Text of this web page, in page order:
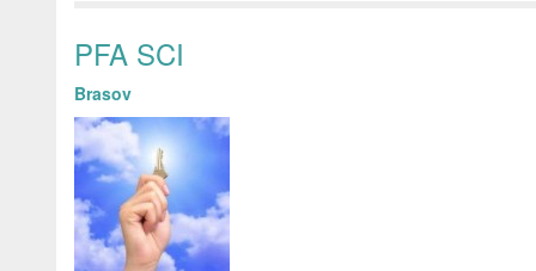
PFA SCI
Brasov